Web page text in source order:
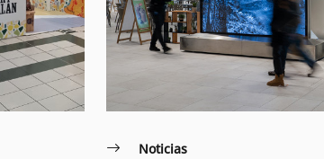
Noticias